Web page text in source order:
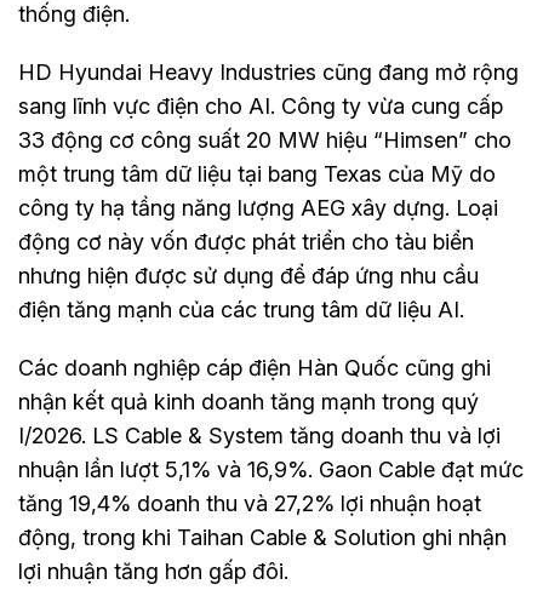
thống điện.
HD Hyundai Heavy Industries cũng đang mở rộng
sang lĩnh vực điện cho AI. Công ty vừa cung cấp
33 động cơ công suất 20 MW hiệu “Himsen” cho
một trung tâm dữ liệu tại bang Texas của Mỹ do
công ty hạ tầng năng lượng AEG xây dựng. Loại
động cơ này vốn được phát triển cho tàu biển
nhưng hiện được sử dụng để đáp ứng nhu cầu
điện tăng mạnh của các trung tâm dữ liệu AI.
Các doanh nghiệp cáp điện Hàn Quốc cũng ghi
nhận kết quả kinh doanh tăng mạnh trong quý
I/2026. LS Cable & System tăng doanh thu và lợi
nhuận lần lượt 5,1% và 16,9%. Gaon Cable đạt mức
tăng 19,4% doanh thu và 27,2% lợi nhuận hoạt
động, trong khi Taihan Cable & Solution ghi nhận
lợi nhuận tăng hơn gấp đôi.